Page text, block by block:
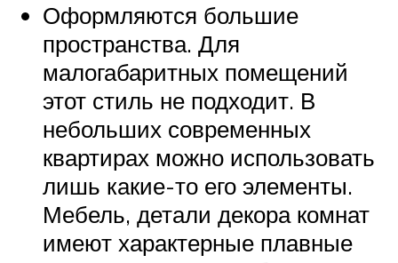
Оформляются большие
пространства. Для
малогабаритных помещений
этот стиль не подходит. В
небольших современных
квартирах можно использовать
лишь какие-то его элементы.
Мебель, детали декора комнат
имеют характерные плавные